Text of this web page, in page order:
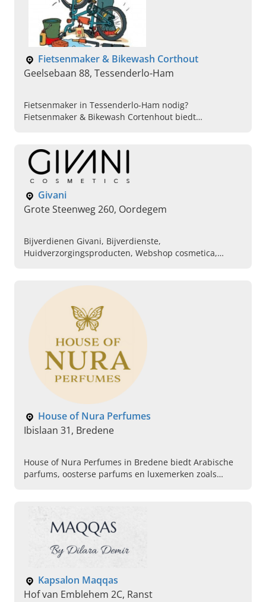
Fietsenmaker & Bikewash Corthout
Geelsebaan 88, Tessenderlo-Ham
Fietsenmaker in Tessenderlo-Ham nodig?
Fietsenmaker & Bikewash Cortenhout biedt
Givani
Grote Steenweg 260, Oordegem
Bijverdienen Givani, Bijverdienste,
Huidverzorgingsproducten, Webshop cosmetica,
House of Nura Perfumes
Ibislaan 31, Bredene
House of Nura Perfumes in Bredene biedt Arabische
parfums, oosterse parfums en luxemerken zoals
Kapsalon Maqqas
Hof van Emblehem 2C, Ranst